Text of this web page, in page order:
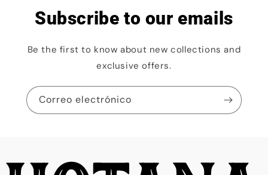
Subscribe to our emails
Be the first to know about new collections and
exclusive offers.
Correo electrónico